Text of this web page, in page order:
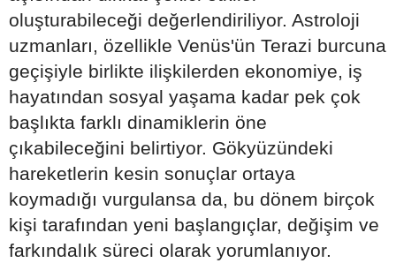
oluşturabileceği değerlendiriliyor. Astroloji
uzmanları, özellikle Venüs'ün Terazi burcuna
geçişiyle birlikte ilişkilerden ekonomiye, iş
hayatından sosyal yaşama kadar pek çok
başlıkta farklı dinamiklerin öne
çıkabileceğini belirtiyor. Gökyüzündeki
hareketlerin kesin sonuçlar ortaya
koymadığı vurgulansa da, bu dönem birçok
kişi tarafından yeni başlangıçlar, değişim ve
farkındalık süreci olarak yorumlanıyor.